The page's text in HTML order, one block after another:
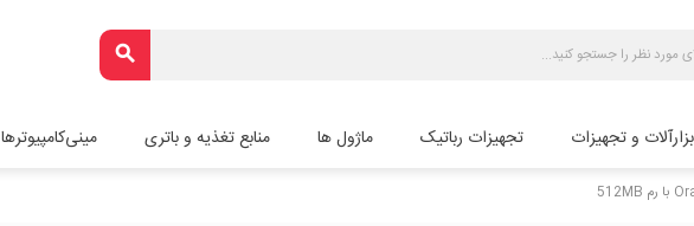
search
و تجهیزات تجهیزات رباتیک ماژول ها منابع تغذیه و باتری مینی‌کامپیوترها